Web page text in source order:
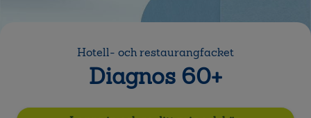
Hotell- och restaurangfacket
Diagnos 60+